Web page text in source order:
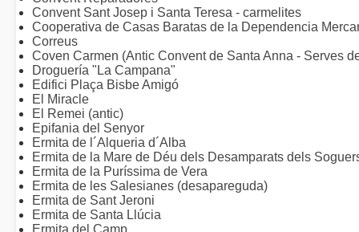
Convent Sant Josep i Santa Teresa - carmelites
Cooperativa de Casas Baratas de la Dependencia
Correus
Coven Carmen (Antic Convent de Santa Anna - Serves
Droguería "La Campana"
Edifici Plaça Bisbe Amigó
El Miracle
El Remei (antic)
Epifania del Senyor
Ermita de l´Alqueria d´Alba
Ermita de la Mare de Déu dels Desamparats dels
Ermita de la Puríssima de Vera
Ermita de les Salesianes (desapareguda)
Ermita de Sant Jeroni
Ermita de Santa Llúcia
Ermita del Camp